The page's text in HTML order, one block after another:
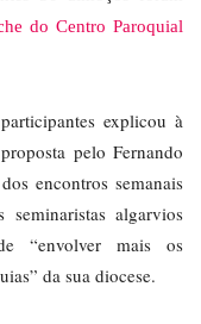
do Centro Paroquial
explicou à
pelo Fernando
encontros semanais
algarvios
“envolver mais os
da sua diocese.